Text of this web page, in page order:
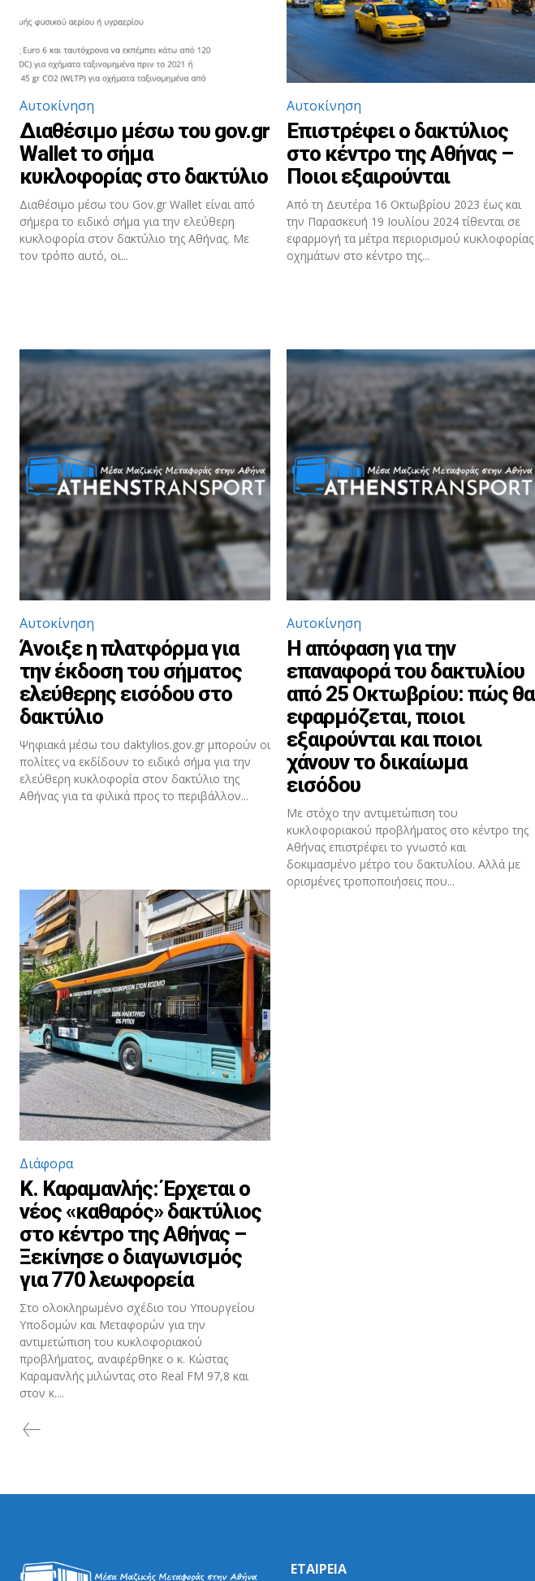
Αυτοκίνηση
Διαθέσιμο μέσω του gov.gr
Wallet το σήμα
κυκλοφορίας στο δακτύλιο
Διαθέσιμο μέσω του Gov.gr Wallet είναι από
σήμερα το ειδικό σήμα για την ελεύθερη
κυκλοφορία στον δακτύλιο της Αθήνας. Με
τον τρόπο αυτό, οι...
Αυτοκίνηση
Επιστρέφει ο δακτύλιος
στο κέντρο της Αθήνας –
Ποιοι εξαιρούνται
Από τη Δευτέρα 16 Οκτωβρίου 2023 έως και
την Παρασκευή 19 Ιουλίου 2024 τίθενται σε
εφαρμογή τα μέτρα περιορισμού κυκλοφορίας
οχημάτων στο κέντρο της...
Αυτοκίνηση
Άνοιξε η πλατφόρμα για
την έκδοση του σήματος
ελεύθερης εισόδου στο
δακτύλιο
Ψηφιακά μέσω του daktylios.gov.gr μπορούν οι
πολίτες να εκδίδουν το ειδικό σήμα για την
ελεύθερη κυκλοφορία στον δακτύλιο της
Αθήνας για τα φιλικά προς το περιβάλλον...
Αυτοκίνηση
Η απόφαση για την
επαναφορά του δακτυλίου
από 25 Οκτωβρίου: πώς θα
εφαρμόζεται, ποιοι
εξαιρούνται και ποιοι
χάνουν το δικαίωμα
εισόδου
Με στόχο την αντιμετώπιση του
κυκλοφοριακού προβλήματος στο κέντρο της
Αθήνας επιστρέφει το γνωστό και
δοκιμασμένο μέτρο του δακτυλίου. Αλλά με
ορισμένες τροποποιήσεις που...
Διάφορα
Κ. Καραμανλής: Έρχεται ο
νέος «καθαρός» δακτύλιος
στο κέντρο της Αθήνας –
Ξεκίνησε ο διαγωνισμός
για 770 λεωφορεία
Στο ολοκληρωμένο σχέδιο του Υπουργείου
Υποδομών και Μεταφορών για την
αντιμετώπιση του κυκλοφοριακού
προβλήματος, αναφέρθηκε ο κ. Κώστας
Καραμανλής μιλώντας στο Real FM 97,8 και
στον κ....
ΕΤΑΙΡΕΙΑ